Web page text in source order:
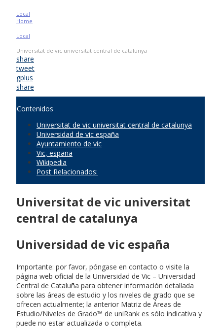
Local
Home
|
Local
|
Universitat de vic universitat central de catalunya
share
tweet
gplus
share
Contenidos
Universitat de vic universitat central de catalunya
Universidad de vic españa
Ayuntamiento de vic
Vic, españa
Wikipedia
Post Relacionados:
Universitat de vic universitat
central de catalunya
Universidad de vic españa
Importante: por favor, póngase en contacto o visite la
página web oficial de la Universidad de Vic – Universidad
Central de Cataluña para obtener información detallada
sobre las áreas de estudio y los niveles de grado que se
ofrecen actualmente; la anterior Matriz de Áreas de
Estudio/Niveles de Grado™ de uniRank es sólo indicativa y
puede no estar actualizada o completa.